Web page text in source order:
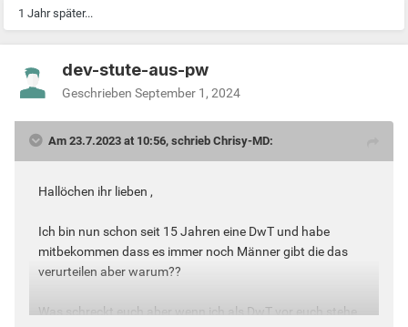
1 Jahr später...
dev-stute-aus-pw
Geschrieben September 1, 2024
Am 23.7.2023 at 10:56, schrieb Chrisy-MD:
Hallöchen ihr lieben ,
Ich bin nun schon seit 15 Jahren eine DwT und habe
mitbekommen dass es immer noch Männer gibt die das
verurteilen aber warum??
Was schreckt euch aber wenn ich als DwT vor euch stehe